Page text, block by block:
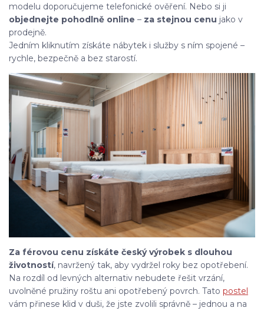
modelu doporučujeme telefonické ověření. Nebo si ji
objednejte pohodlně online – za stejnou cenu jako v
prodejně.
Jedním kliknutím získáte nábytek i služby s ním spojené –
rychle, bezpečně a bez starostí.
Za férovou cenu získáte český výrobek s dlouhou
životností, navržený tak, aby vydržel roky bez opotřebení.
Na rozdíl od levných alternativ nebudete řešit vrzání,
uvolněné pružiny roštu ani opotřebený povrch. Tato postel
vám přinese klid v duši, že jste zvolili správně – jednou a na